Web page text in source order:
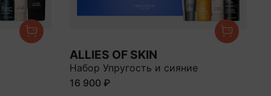
ALLIES OF SKIN
Набор Упругость и сияние
16 900 ₽